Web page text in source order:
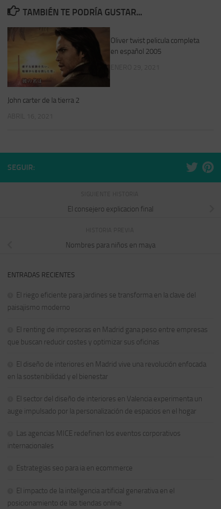
TAMBIÉN TE PODRÍA GUSTAR...
John carter de la tierra 2
Oliver twist pelicula completa
en español 2005
SEGUIR:
El consejero explicacion final
Nombres para niños en maya
ENTRADAS RECIENTES
El riego eficiente para jardines se transforma en la clave del
paisajismo moderno
El renting de impresoras en Madrid gana peso entre empresas
que buscan reducir costes y optimizar sus oficinas
El diseño de interiores en Madrid vive una revolución enfocada
en la sostenibilidad y el bienestar
El sector del diseño de interiores en Valencia experimenta un
auge impulsado por la personalización de espacios en el hogar
Las agencias MICE redefinen los eventos corporativos
internacionales
Estrategias seo para ia en ecommerce
El impacto de la inteligencia artificial generativa en el
posicionamiento de las tiendas online